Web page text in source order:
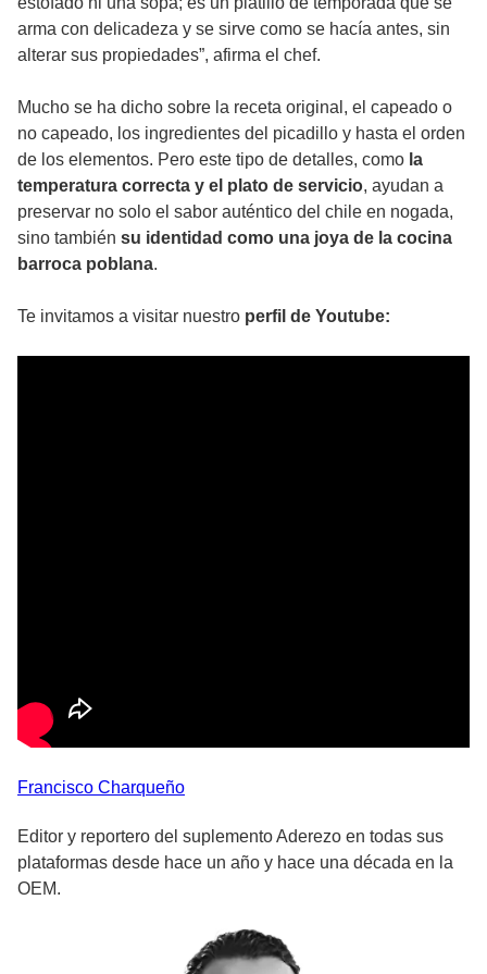
arma con delicadeza y se sirve como se hacía antes, sin
alterar sus propiedades”, afirma el chef.
Mucho se ha dicho sobre la receta original, el capeado o
no capeado, los ingredientes del picadillo y hasta el orden
de los elementos. Pero este tipo de detalles, como la
temperatura correcta y el plato de servicio, ayudan a
preservar no solo el sabor auténtico del chile en nogada,
sino también su identidad como una joya de la cocina
barroca poblana.
Te invitamos a visitar nuestro perfil de Youtube:
Francisco Charqueño
Editor y reportero del suplemento Aderezo en todas sus
plataformas desde hace un año y hace una década en la
OEM.